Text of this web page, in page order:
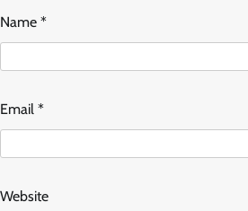
Name *
Email *
Website